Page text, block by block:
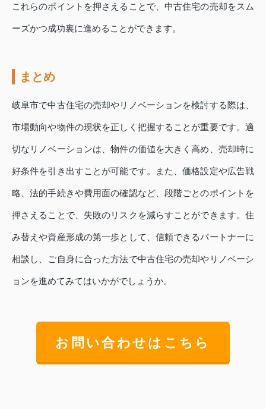
これらのポイントを押さえることで、中古住宅の売却をスム
ーズかつ成功裏に進めることができます。
まとめ
岐阜市で中古住宅の売却やリノベーションを検討する際は、
市場動向や物件の現状を正しく把握することが重要です。適
切なリノベーションは、物件の価値を大きく高め、売却時に
好条件を引き出すことが可能です。また、価格設定や広告戦
略、法的手続きや費用面の確認など、段階ごとのポイントを
押さえることで、失敗のリスクを減らすことができます。住
み替えや資産形成の第一歩として、信頼できるパートナーに
相談し、ご自身に合った方法で中古住宅の売却やリノベーシ
ョンを進めてみてはいかがでしょうか。
お問い合わせはこちら